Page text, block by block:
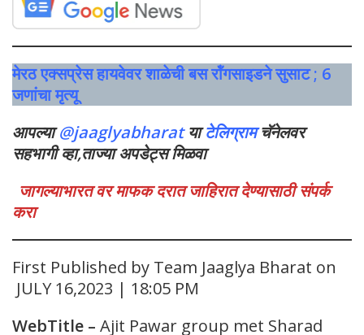
मेरठ एक्सप्रेस हायवेवर शाळेची बस रॉंगसाइडने सुसाट ; 6
जणांचा मृत्यू
आपल्या@jaaglyabharatयाटेलिग्रामचॅनेलवर
सहभागी व्हा,ताज्या अपडेट्स मिळवा
जागल्याभारत वर माफक दरात जाहिरात देण्यासाठी संपर्क
करा
First Published by Team Jaaglya Bharat on
JULY 16,2023 | 18:05 PM
WebTitle – Ajit Pawar group met Sharad